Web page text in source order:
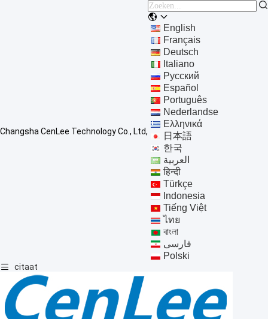
Changsha CenLee Technology Co., Ltd,
English
Français
Deutsch
Italiano
Русский
Español
Português
Nederlandse
Ελληνικά
日本語
한국
العربية
हिन्दी
Türkçe
Indonesia
Tiếng Việt
ไทย
বাংলা
فارسی
Polski
citaat